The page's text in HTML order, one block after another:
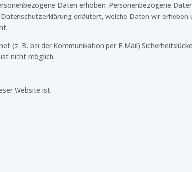
Daten erhoben. Personenbezogene
erläutert, welche Daten wir erheben
(z. B. bei der Kommunikation per E-Mail)
nicht möglich.
Website ist: